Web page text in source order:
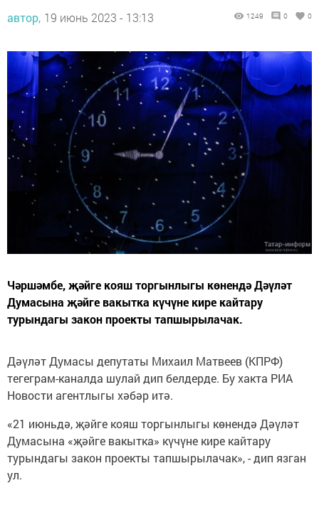
автор, 19 июнь 2023 - 13:13 1249 0 0
Чәршәмбе, җәйге кояш торгынлыгы көнендә Дәүләт
Думасына җәйге вакытка күчүне кире кайтару
турындагы закон проекты тапшырылачак.
Дәүләт Думасы депутаты Михаил Матвеев (КПРФ)
тегеграм-каналда шулай дип белдерде. Бу хакта РИА
Новости агентлыгы хәбәр итә.
«21 июньдә, җәйге кояш торгынлыгы көнендә Дәүләт
Думасына «җәйге вакытка» күчүне кире кайтару
турындагы закон проекты тапшырылачак», - дип язган
ул.